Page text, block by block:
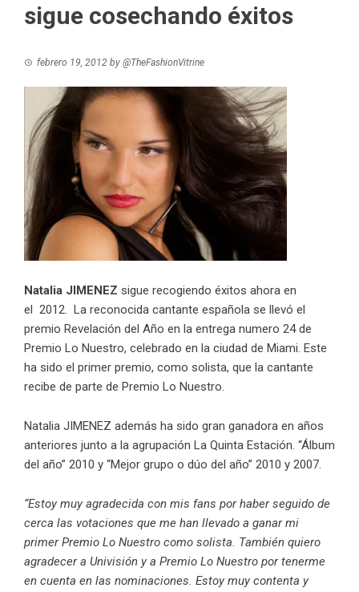
sigue cosechando éxitos
febrero 19, 2012 by @TheFashionVitrine
Natalia JIMENEZ sigue recogiendo éxitos ahora en
el 2012. La reconocida cantante española se llevó el
premio Revelación del Año en la entrega numero 24 de
Premio Lo Nuestro, celebrado en la ciudad de Miami. Este
ha sido el primer premio, como solista, que la cantante
recibe de parte de Premio Lo Nuestro.
Natalia JIMENEZ además ha sido gran ganadora en años
anteriores junto a la agrupación La Quinta Estación. “Álbum
del año” 2010 y “Mejor grupo o dúo del año” 2010 y 2007.
“Estoy muy agradecida con mis fans por haber seguido de
cerca las votaciones que me han llevado a ganar mi
primer Premio Lo Nuestro como solista. También quiero
agradecer a Univisión y a Premio Lo Nuestro por tenerme
en cuenta en las nominaciones. Estoy muy contenta y